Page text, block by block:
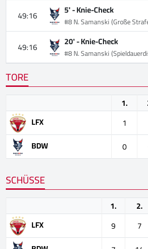
49:16 5' -Knie-Check
#8 N. Samanski(Große
49:16 20' -Knie-Check
#8 N. Samanski
TORE
1.
LFX
1
BDW
0
SCHÜSSE
1. 2.
LFX
9 7